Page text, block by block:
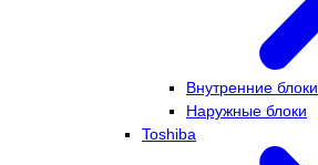
Внутренние блоки
Наружные блоки
Toshiba